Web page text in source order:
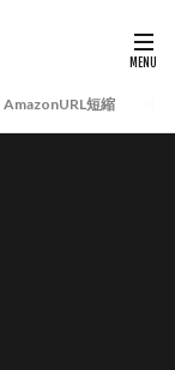
AmazonURL短縮